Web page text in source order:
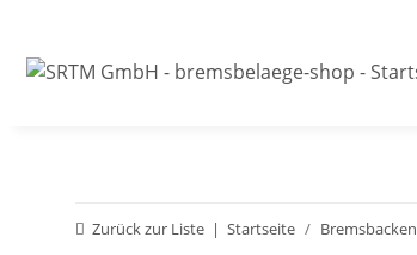
Zurück zur Liste Startseite Bremsbacken